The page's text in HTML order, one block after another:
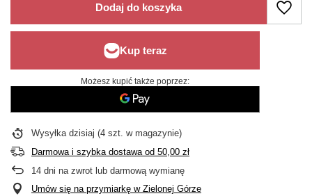
Dodaj do koszyka
Możesz kupić także poprzez:
Wysyłka dzisiaj (4 szt. w magazynie)
Darmowa i szybka dostawaod 50,00 zł
14 dni na zwrot lub darmową wymianę
Umów się na przymiarkę w Zielonej Górze